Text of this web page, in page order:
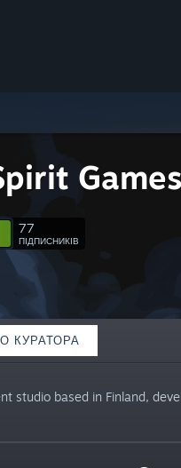
Games
77
ПІДПИСНИКІВ
КУРАТОРА
studio based in Finland,